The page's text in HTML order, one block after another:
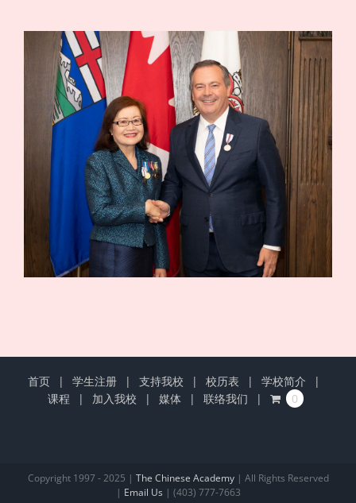
首页 学生注册 支持我校 校历表
学校简介
课程
加入我校 媒体 联络我们 0
Copyright 1997 - 2025 | The Chinese Academy| All Rights Reserved
| Email Us | (403) 777-7663